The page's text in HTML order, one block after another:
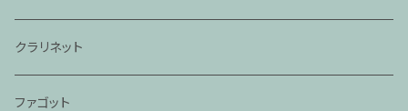
クラリネット
ファゴット